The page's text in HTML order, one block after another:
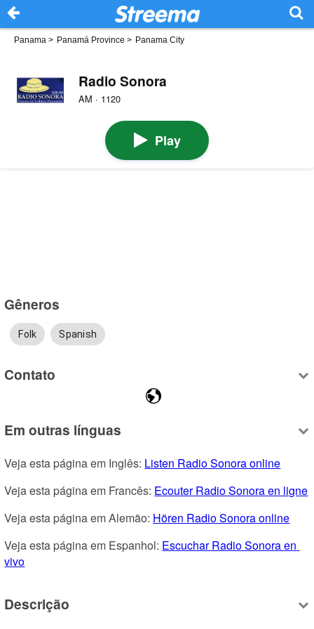
Panama > Panamá Province > Panama City
Radio Sonora
AM · 1120
Play
Gêneros
Folk Spanish
Contato
Em outras línguas
Veja esta página em Inglês: Listen Radio Sonora online
Veja esta página em Francês: Ecouter Radio Sonora en ligne
Veja esta página em Alemão: Hören Radio Sonora online
Veja esta página em Espanhol: Escuchar Radio Sonora en
vivo
Descrição